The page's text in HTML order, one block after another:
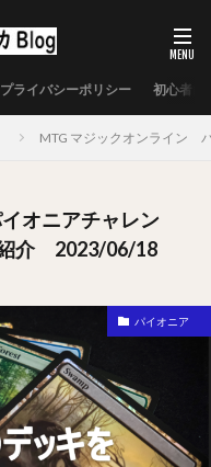
プライバシーポリシー 初心者向
MTG マジックオンライン
オニアチャレン
介 2023/06/18
パイオニア